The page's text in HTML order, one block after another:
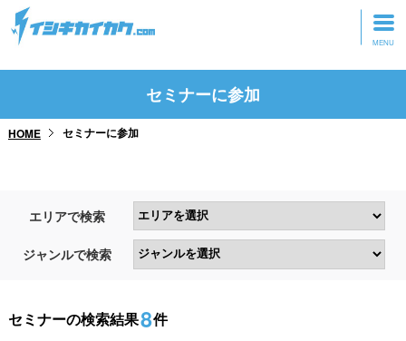
トップページ
研修・ツアーに参加
セミナーに参加
HOME セミナーに参加
エリアで検索
ジャンルで検索
セミナーの検索結果8件